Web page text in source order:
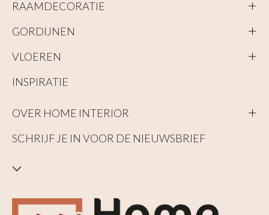
RAAMDECORATIE
GORDIJNEN
VLOEREN
INSPIRATIE
OVER HOME INTERIOR
SCHRIJF JE IN VOOR DE NIEUWSBRIEF